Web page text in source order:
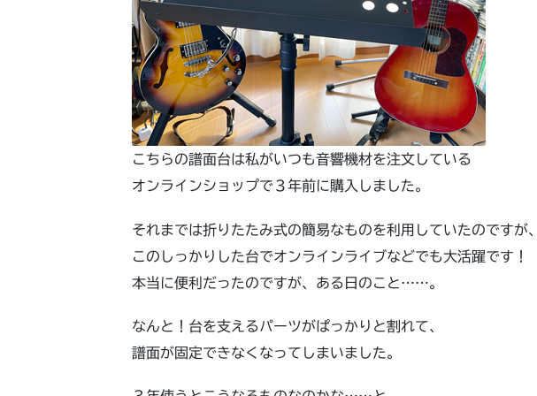
こちらの譜面台は私がいつも音響機材を注文している
オンラインショップで３年前に購入しました。
それまでは折りたたみ式の簡易なものを利用していたのですが、
このしっかりした台でオンラインライブなどでも大活躍です！
本当に便利だったのですが、ある日のこと……。
なんと！台を支えるパーツがぱっかりと割れて、
譜面が固定できなくなってしまいました。